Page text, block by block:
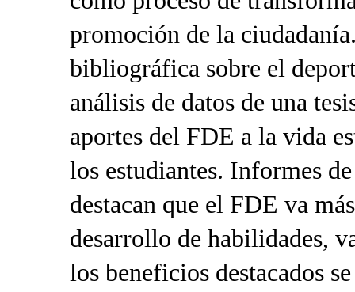
promoción de la
bibliográfica sobre el
análisis de datos de una
aportes del FDE a la vida
los estudiantes. Informes
destacan que el FDE va
desarrollo de habilidades,
los beneficios destacados